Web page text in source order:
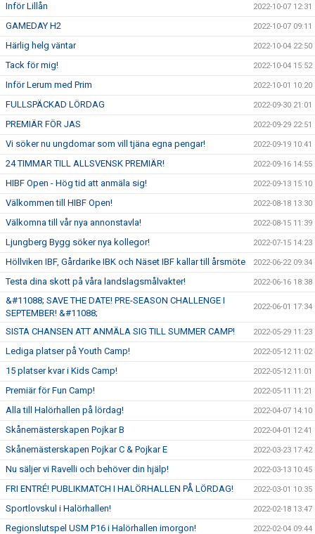
Inför Lillån 2022-10-07 12:31
GAMEDAY H2 2022-10-07 09:11
Härlig helg väntar 2022-10-04 22:50
Tack för mig! 2022-10-04 15:52
Inför Lerum med Prim 2022-10-01 10:20
FULLSPÄCKAD LÖRDAG 2022-09-30 21:01
PREMIÄR FÖR JAS 2022-09-29 22:51
Vi söker nu ungdomar som vill tjäna egna pengar! 2022-09-19 10:41
24 TIMMAR TILL ALLSVENSK PREMIÄR! 2022-09-16 14:55
HIBF Open - Hög tid att anmäla sig! 2022-09-13 15:10
Välkommen till HIBF Open! 2022-08-18 13:30
Välkomna till vår nya annonstavla! 2022-08-15 11:39
Ljungberg Bygg söker nya kollegor! 2022-07-15 14:23
Höllviken IBF, Gårdarike IBK och Näset IBF kallar till årsmöte 2022-06-22 09:34
Testa dina skott på våra landslagsmålvakter! 2022-06-16 18:38
&#11088; SAVE THE DATE! PRE-SEASON CHALLENGE I
SEPTEMBER! &#11088;
2022-06-01 17:34
SISTA CHANSEN ATT ANMÄLA SIG TILL SUMMER CAMP! 2022-05-29 11:23
Lediga platser på Youth Camp! 2022-05-12 11:02
15 platser kvar i Kids Camp! 2022-05-12 11:01
Premiär för Fun Camp! 2022-05-11 11:21
Alla till Halörhallen på lördag! 2022-04-07 14:10
Skånemästerskapen Pojkar B 2022-04-01 12:41
Skånemästerskapen Pojkar C & Pojkar E 2022-03-23 17:42
Nu säljer vi Ravelli och behöver din hjälp! 2022-03-13 10:45
FRI ENTRÉ! PUBLIKMATCH I HALÖRHALLEN PÅ LÖRDAG! 2022-03-01 10:35
Sportlovskul i Halörhallen! 2022-02-18 13:47
Regionslutspel USM P16 i Halörhallen imorgon! 2022-02-04 09:44